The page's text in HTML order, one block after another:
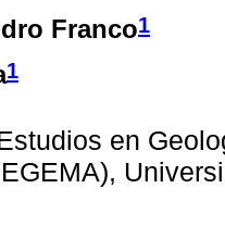
Franco1
1
en